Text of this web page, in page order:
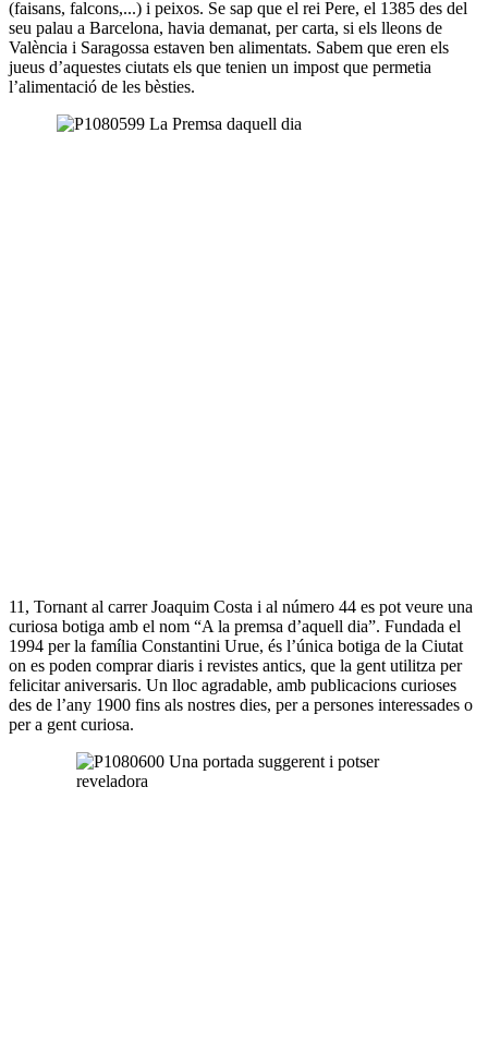
(faisans, falcons,...) i peixos. Se sap que el rei Pere, el 1385 des del
seu palau a Barcelona, havia demanat, per carta, si els lleons de
València i Saragossa estaven ben alimentats. Sabem que eren els
jueus d’aquestes ciutats els que tenien un impost que permetia
l’alimentació de les bèsties.
11, Tornant al carrer Joaquim Costa i al número 44 es pot veure una
curiosa botiga amb el nom “A la premsa d’aquell dia”. Fundada el
1994 per la família Constantini Urue, és l’única botiga de la Ciutat
on es poden comprar diaris i revistes antics, que la gent utilitza per
felicitar aniversaris. Un lloc agradable, amb publicacions curioses
des de l’any 1900 fins als nostres dies, per a persones interessades o
per a gent curiosa.